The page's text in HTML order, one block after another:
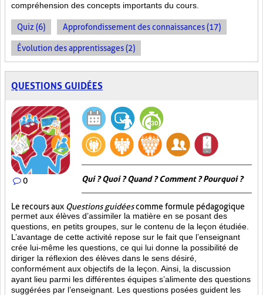
compréhension des concepts importants du cours.
Quiz (6) Approfondissement des connaissances (17)
Évolution des apprentissages (2)
QUESTIONS GUIDÉES
0 Qui ? Quoi ? Quand ? Comment ? Pourquoi ?
Le recours aux Questions guidéescomme formule pédagogique
permet aux élèves d’assimiler la matière en se posant des
questions, en petits groupes, sur le contenu de la leçon étudiée.
L’avantage de cette activité repose sur le fait que l’enseignant
crée lui-même les questions, ce qui lui donne la possibilité de
diriger la réflexion des élèves dans le sens désiré,
conformément aux objectifs de la leçon. Ainsi, la discussion
ayant lieu parmi les différentes équipes s’alimente des questions
suggérées par l’enseignant. Les questions posées guident les